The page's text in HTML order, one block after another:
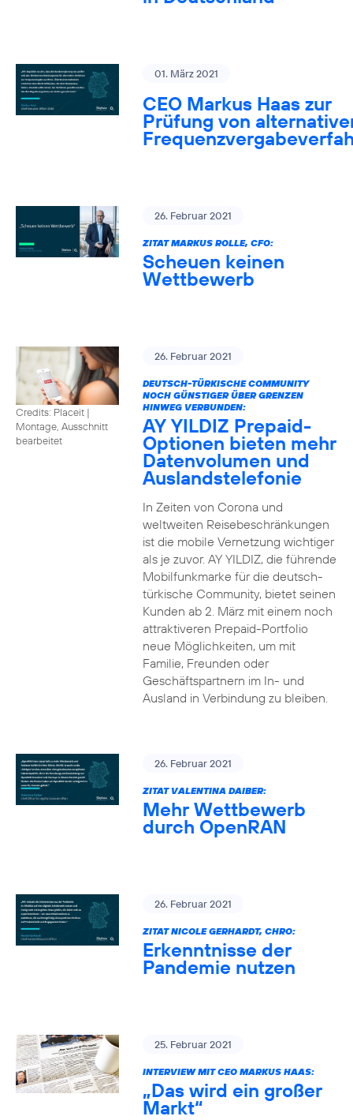
01. März 2021
CEO Markus Haas zur
Prüfung von
26. Februar 2021
ZITAT MARKUS ROLLE, CFO:
Scheuen keinen
Wettbewerb
Credits: Placeit |
Montage, Ausschnitt
bearbeitet
26. Februar 2021
DEUTSCH-TÜRKISCHE COMMUNITY
NOCH GÜNSTIGER ÜBER GRENZEN
HINWEG VERBUNDEN:
AY YILDIZ Prepaid-
Optionen bieten mehr
Datenvolumen und
Auslandstelefonie
In Zeiten von Corona und
weltweiten Reisebeschränkungen
ist die mobile Vernetzung wichtiger
als je zuvor. AY YILDIZ, die führende
Mobilfunkmarke für die deutsch-
türkische Community, bietet seinen
Kunden ab 2. März mit einem noch
attraktiveren Prepaid-Portfolio
neue Möglichkeiten, um mit
Familie, Freunden oder
Geschäftspartnern im In- und
Ausland in Verbindung zu bleiben.
26. Februar 2021
ZITAT VALENTINA DAIBER:
Mehr Wettbewerb
durch OpenRAN
26. Februar 2021
ZITAT NICOLE GERHARDT, CHRO:
Erkenntnisse der
Pandemie nutzen
25. Februar 2021
INTERVIEW MIT CEO MARKUS HAAS:
„Das wird ein großer
Markt“